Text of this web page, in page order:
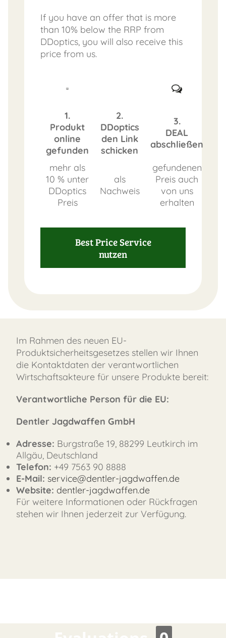
ORDER
If you have an offer that is more
than 10% below the RRP from
DDoptics, you will also receive this
price from us.
1.
Produkt
online
gefunden
2.
DDoptics
den Link
schicken
3.
DEAL
abschließen
mehr als
10 % unter
DDoptics
Preis
als
Nachweis
gefundenen
Preis auch
von uns
erhalten
Best Price Service
nutzen
Im Rahmen des neuen EU-
Produktsicherheitsgesetzes stellen wir Ihnen
die Kontaktdaten der verantwortlichen
Wirtschaftsakteure für unsere Produkte bereit:
Verantwortliche Person für die EU:
Dentler Jagdwaffen GmbH
Adresse: Burgstraße 19, 88299 Leutkirch im
Allgäu, Deutschland
Telefon: +49 7563 90 8888
E-Mail: service@dentler-jagdwaffen.de
Website: dentler-jagdwaffen.de
Für weitere Informationen oder Rückfragen
stehen wir Ihnen jederzeit zur Verfügung.